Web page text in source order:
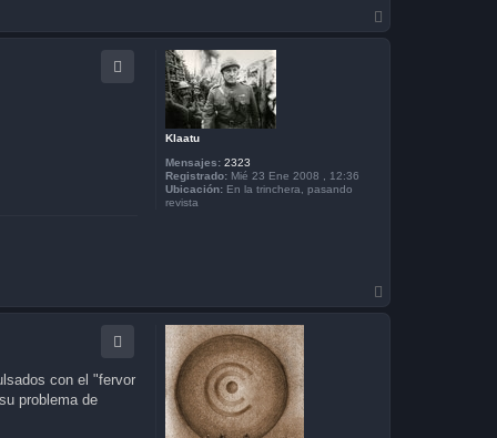
a
c
t
a
r
L
u
m
a
x
r
Klaatu
Mensajes: 2323
Registrado: Mié 23 Ene 2008 , 12:36
Ubicación: En la trinchera, pasando
revista
r
con el "fervor
problema de